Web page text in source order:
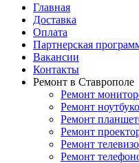
Главная
Доставка
Оплата
Партнерская
Вакансии
Контакты
Ремонт в Ставрополе
Ремонт
Ремонт
Ремонт
Ремонт
Ремонт
Ремонт